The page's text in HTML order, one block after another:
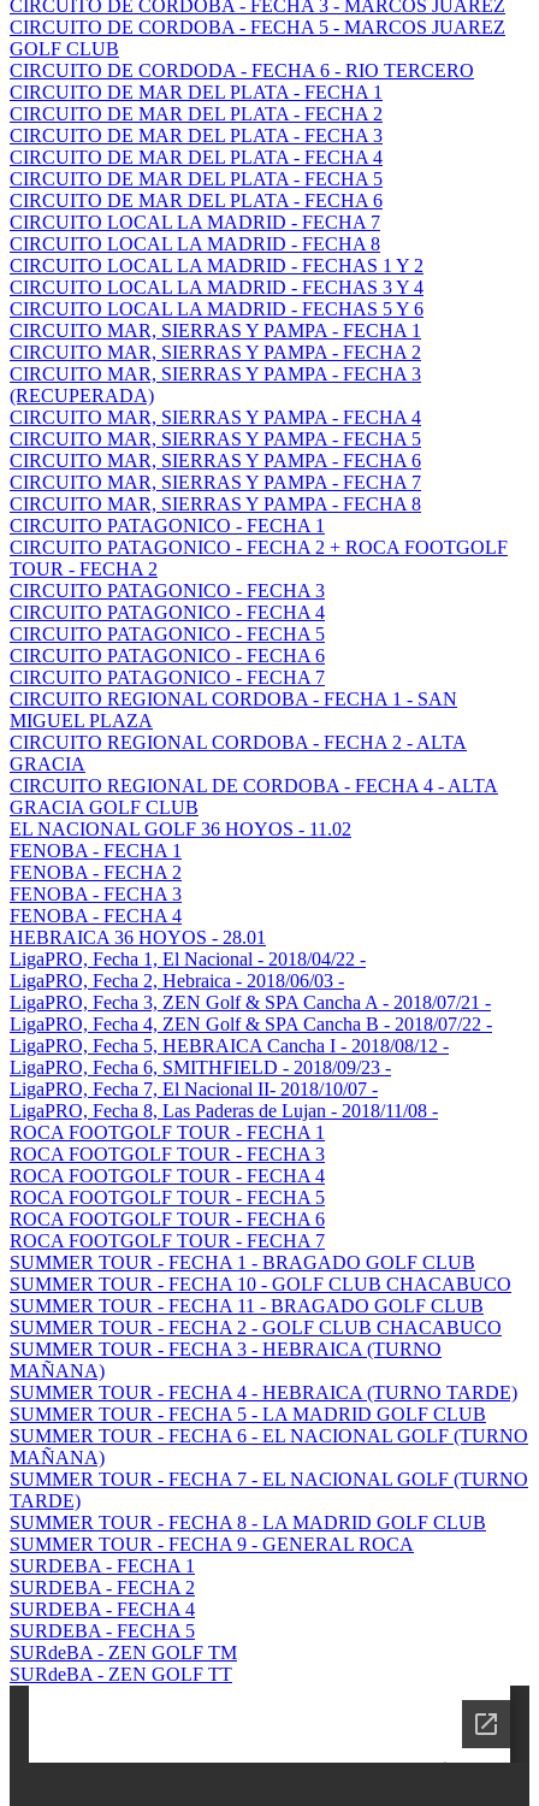
CIRCUITO DE CORDOBA - FECHA 3 - MARCOS JUAREZ
CIRCUITO DE CORDOBA - FECHA 5 - MARCOS JUAREZ
GOLF CLUB
CIRCUITO DE CORDODA - FECHA 6 - RIO TERCERO
CIRCUITO DE MAR DEL PLATA - FECHA 1
CIRCUITO DE MAR DEL PLATA - FECHA 2
CIRCUITO DE MAR DEL PLATA - FECHA 3
CIRCUITO DE MAR DEL PLATA - FECHA 4
CIRCUITO DE MAR DEL PLATA - FECHA 5
CIRCUITO DE MAR DEL PLATA - FECHA 6
CIRCUITO LOCAL LA MADRID - FECHA 7
CIRCUITO LOCAL LA MADRID - FECHA 8
CIRCUITO LOCAL LA MADRID - FECHAS 1 Y 2
CIRCUITO LOCAL LA MADRID - FECHAS 3 Y 4
CIRCUITO LOCAL LA MADRID - FECHAS 5 Y 6
CIRCUITO MAR, SIERRAS Y PAMPA - FECHA 1
CIRCUITO MAR, SIERRAS Y PAMPA - FECHA 2
CIRCUITO MAR, SIERRAS Y PAMPA - FECHA 3
(RECUPERADA)
CIRCUITO MAR, SIERRAS Y PAMPA - FECHA 4
CIRCUITO MAR, SIERRAS Y PAMPA - FECHA 5
CIRCUITO MAR, SIERRAS Y PAMPA - FECHA 6
CIRCUITO MAR, SIERRAS Y PAMPA - FECHA 7
CIRCUITO MAR, SIERRAS Y PAMPA - FECHA 8
CIRCUITO PATAGONICO - FECHA 1
CIRCUITO PATAGONICO - FECHA 2 + ROCA FOOTGOLF
TOUR - FECHA 2
CIRCUITO PATAGONICO - FECHA 3
CIRCUITO PATAGONICO - FECHA 4
CIRCUITO PATAGONICO - FECHA 5
CIRCUITO PATAGONICO - FECHA 6
CIRCUITO PATAGONICO - FECHA 7
CIRCUITO REGIONAL CORDOBA - FECHA 1 - SAN
MIGUEL PLAZA
CIRCUITO REGIONAL CORDOBA - FECHA 2 - ALTA
GRACIA
CIRCUITO REGIONAL DE CORDOBA - FECHA 4 - ALTA
GRACIA GOLF CLUB
EL NACIONAL GOLF 36 HOYOS - 11.02
FENOBA - FECHA 1
FENOBA - FECHA 2
FENOBA - FECHA 3
FENOBA - FECHA 4
HEBRAICA 36 HOYOS - 28.01
LigaPRO, Fecha 1, El Nacional - 2018/04/22 -
LigaPRO, Fecha 2, Hebraica - 2018/06/03 -
LigaPRO, Fecha 3, ZEN Golf & SPA Cancha A - 2018/07/21 -
LigaPRO, Fecha 4, ZEN Golf & SPA Cancha B - 2018/07/22 -
LigaPRO, Fecha 5, HEBRAICA Cancha I - 2018/08/12 -
LigaPRO, Fecha 6, SMITHFIELD - 2018/09/23 -
LigaPRO, Fecha 7, El Nacional II- 2018/10/07 -
LigaPRO, Fecha 8, Las Paderas de Lujan - 2018/11/08 -
ROCA FOOTGOLF TOUR - FECHA 1
ROCA FOOTGOLF TOUR - FECHA 3
ROCA FOOTGOLF TOUR - FECHA 4
ROCA FOOTGOLF TOUR - FECHA 5
ROCA FOOTGOLF TOUR - FECHA 6
ROCA FOOTGOLF TOUR - FECHA 7
SUMMER TOUR - FECHA 1 - BRAGADO GOLF CLUB
SUMMER TOUR - FECHA 10 - GOLF CLUB CHACABUCO
SUMMER TOUR - FECHA 11 - BRAGADO GOLF CLUB
SUMMER TOUR - FECHA 2 - GOLF CLUB CHACABUCO
SUMMER TOUR - FECHA 3 - HEBRAICA (TURNO
MAÑANA)
SUMMER TOUR - FECHA 4 - HEBRAICA (TURNO TARDE)
SUMMER TOUR - FECHA 5 - LA MADRID GOLF CLUB
SUMMER TOUR - FECHA 6 - EL NACIONAL GOLF (TURNO
MAÑANA)
SUMMER TOUR - FECHA 7 - EL NACIONAL GOLF (TURNO
TARDE)
SUMMER TOUR - FECHA 8 - LA MADRID GOLF CLUB
SUMMER TOUR - FECHA 9 - GENERAL ROCA
SURDEBA - FECHA 1
SURDEBA - FECHA 2
SURDEBA - FECHA 4
SURDEBA - FECHA 5
SURdeBA - ZEN GOLF TM
SURdeBA - ZEN GOLF TT